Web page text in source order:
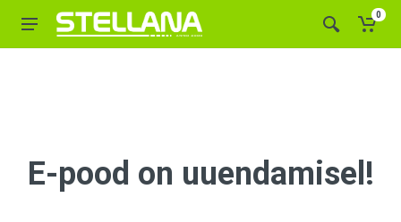
0
E-pood on uuendamisel!